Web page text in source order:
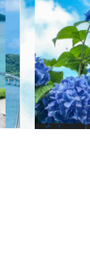
【夏の絶景画像】2023年
旅＆お出